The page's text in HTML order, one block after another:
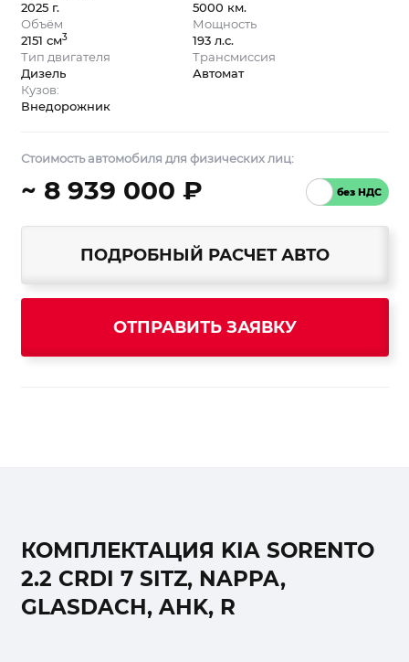
2025 г.
5000 км.
Объём
2151 см3
Мощность
193 л.с.
Тип двигателя
Дизель
Трансмиссия
Автомат
Кузов:
Внедорожник
Стоимость автомобиля для физических лиц:
~ 8 939 000 ₽
ПОДРОБНЫЙ РАСЧЕТ АВТО
ОТПРАВИТЬ ЗАЯВКУ
КОМПЛЕКТАЦИЯ KIA SORENTO
2.2 CRDI 7 SITZ, NAPPA,
GLASDACH, AHK, R